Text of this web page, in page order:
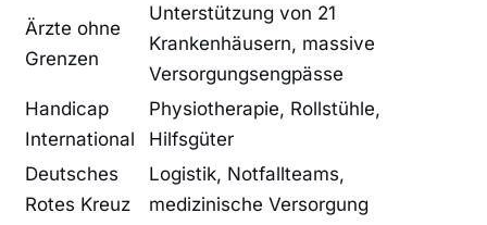
Ärzte ohne
Grenzen
Unterstützung von 21
Krankenhäusern, massive
Versorgungsengpässe
Handicap
International
Physiotherapie, Rollstühle,
Hilfsgüter
Deutsches
Rotes Kreuz
Logistik, Notfallteams,
medizinische Versorgung